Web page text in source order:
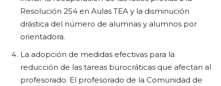
Resolución 254 en Aulas TEA y la disminución
drástica del número de alumnas y alumnos por
orientadora.
La adopción de medidas efectivas para la
reducción de las tareas burocráticas que afectan al
profesorado. El profesorado de la Comunidad de